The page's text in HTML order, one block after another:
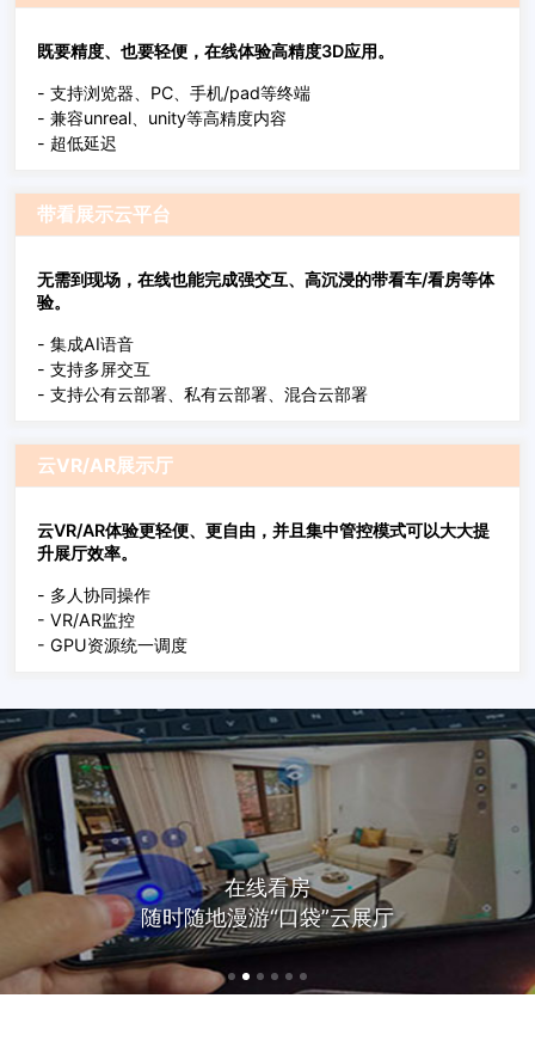
既要精度、也要轻便，在线体验高精度3D应用。
- 支持浏览器、PC、手机/pad等终端
- 兼容unreal、unity等高精度内容
- 超低延迟
带看展示云平台
无需到现场，在线也能完成强交互、高沉浸的带看车/看房等体
验。
- 集成AI语音
- 支持多屏交互
- 支持公有云部署、私有云部署、混合云部署
云VR/AR展示厅
云VR/AR体验更轻便、更自由，并且集中管控模式可以大大提
升展厅效率。
- 多人协同操作
- VR/AR监控
- GPU资源统一调度
在线看房
随时随地漫游“口袋”云展厅